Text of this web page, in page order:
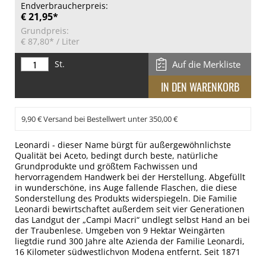
Endverbraucherpreis:
€ 21,95*
Grundpreis:
€ 87,80* / Liter
St.
Auf die Merkliste
9,90 € Versand bei Bestellwert unter 350,00 €
Leonardi - dieser Name bürgt für außergewöhnlichste
Qualität bei Aceto, bedingt durch beste, natürliche
Grundprodukte und größtem Fachwissen und
hervorragendem Handwerk bei der Herstellung. Abgefüllt
in wunderschöne, ins Auge fallende Flaschen, die diese
Sonderstellung des Produkts widerspiegeln. Die Familie
Leonardi bewirtschaftet außerdem seit vier Generationen
das Landgut der „Campi Macri“ undlegt selbst Hand an bei
der Traubenlese. Umgeben von 9 Hektar Weingärten
liegtdie rund 300 Jahre alte Azienda der Familie Leonardi,
16 Kilometer südwestlichvon Modena entfernt. Seit 1871